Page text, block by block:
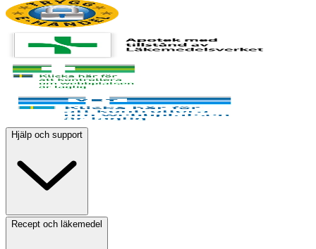
Hjälp och support
Recept och läkemedel